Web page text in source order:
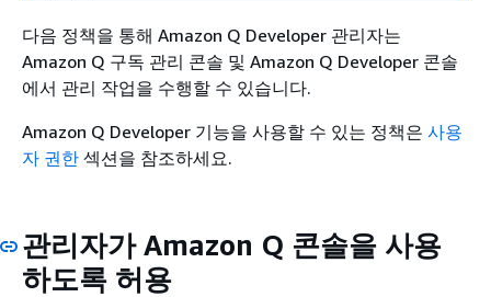
다음 정책을 통해 Amazon Q Developer 관리자는
Amazon Q 구독 관리 콘솔 및 Amazon Q Developer 콘솔
에서 관리 작업을 수행할 수 있습니다.
Amazon Q Developer 기능을 사용할 수 있는 정책은 사용
자 권한 섹션을 참조하세요.
관리자가 Amazon Q 콘솔을 사용
하도록 허용